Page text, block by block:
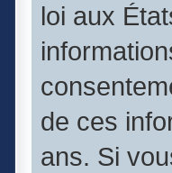
loi aux
de ces
ans. Si